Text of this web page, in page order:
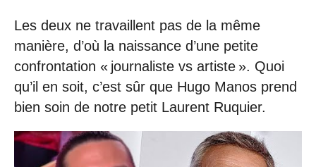
Les deux ne travaillent pas de la même
manière, d’où la naissance d’une petite
confrontation « journaliste vs artiste ». Quoi
qu’il en soit, c’est sûr que Hugo Manos prend
bien soin de notre petit Laurent Ruquier.